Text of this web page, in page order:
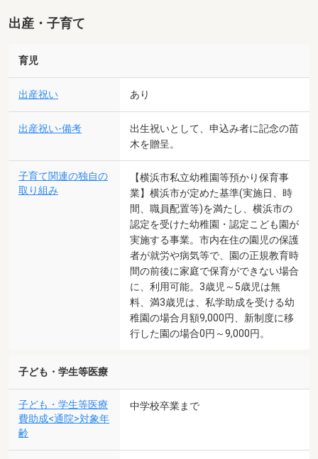
出産・子育て
育児
出産祝い あり
出産祝い-備考
出生祝いとして、申込み者に記念の苗
木を贈呈。
子育て関連の独自の
取り組み
【横浜市私立幼稚園等預かり保育事
業】横浜市が定めた基準(実施日、時
間、職員配置等)を満たし、横浜市の
認定を受けた幼稚園・認定こども園が
実施する事業。市内在住の園児の保護
者が就労や病気等で、園の正規教育時
間の前後に家庭で保育ができない場合
に、利用可能。3歳児～5歳児は無
料、満3歳児は、私学助成を受ける幼
稚園の場合月額9,000円、新制度に移
行した園の場合0円～9,000円。
子ども・学生等医療
子ども・学生等医療
費助成<通院>対象年
齢
中学校卒業まで